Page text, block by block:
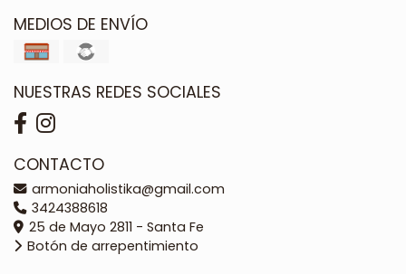
MEDIOS DE ENVÍO
NUESTRAS REDES SOCIALES
CONTACTO
armoniaholistika@gmail.com
3424388618
25 de Mayo 2811 - Santa Fe
Botón de arrepentimiento